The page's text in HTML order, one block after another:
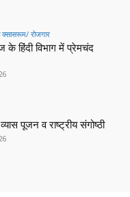
क्सासरूम/ रोजगार
के हिंदी विभाग में प्रेमचंद
पूजन व राष्ट्रीय संगोष्ठी